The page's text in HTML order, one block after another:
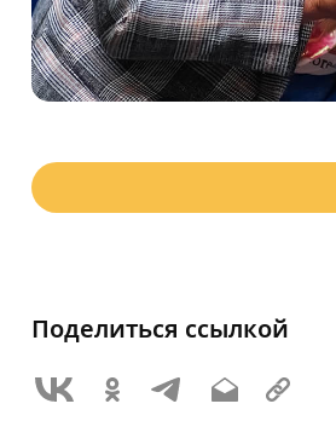
Поделиться ссылкой